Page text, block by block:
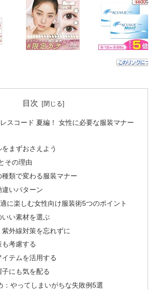
目次
スコード 夏編！ 女性に必要な服装マナー
まずおさえよう
その理由
種類で変わる服装マナー
違いパターン
に楽しむ女性向け服装術5つのポイント
い素材を選ぶ
外線対策を忘れずに
考慮する
テムを活用する
にも気を配る
：やってしまいがちな失敗例5選